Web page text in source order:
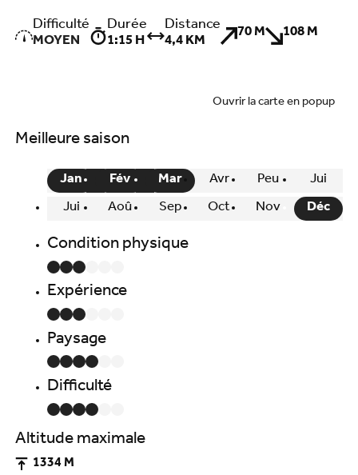
Difficulté
MOYEN
Durée
1:15 H
Distance
4,4 KM
70 M 108 M
Ouvrir la carte en popup
Meilleure saison
Jan Fév Mar Avr Peu Jui
Jui Aoû Sep Oct Nov Déc
Condition physique
Expérience
Paysage
Difficulté
Altitude maximale
1334 M